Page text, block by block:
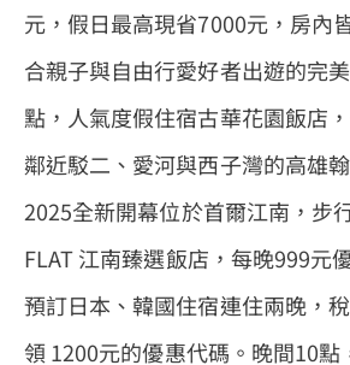
元，假日最高現省7000元，房內
合親子與自由行愛好者出遊的完
點，人氣度假住宿古華花園飯店
鄰近駁二、愛河與西子灣的高雄
2025全新開幕位於首爾江南，步
FLAT 江南臻選飯店，每晚999元
預訂日本、韓國住宿連住兩晚，
領 1200元的優惠代碼。晚間10點